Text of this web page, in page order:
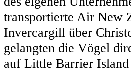
transportierte Air New
Invercargill über
gelangten die Vögel
auf Little Barrier